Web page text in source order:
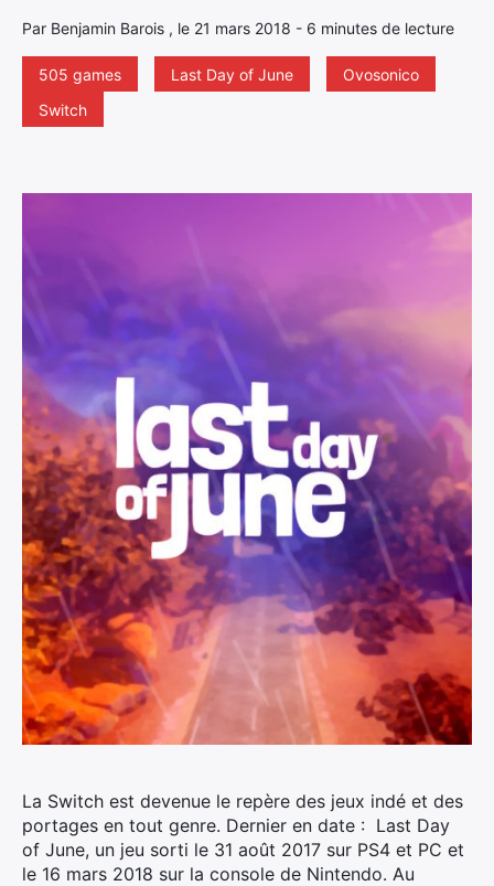
Par Benjamin Barois , le 21 mars 2018 - 6 minutes de lecture
505 games Last Day of June
Ovosonico
Switch
La Switch est devenue le repère des jeux indé et des
portages en tout genre. Dernier en date : Last Day
of June, un jeu sorti le 31 août 2017 sur PS4 et PC et
le 16 mars 2018 sur la console de Nintendo. Au